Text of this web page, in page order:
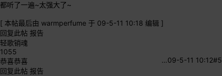
都听了一遍~太强大了~
[ 本帖最后由 warmperfume 于 09-5-11 10:18 编辑 ]
回复此帖 报告
轻歌销魂
1055
#5
09-5-11 10:12
…
恭喜恭喜
回复此帖 报告